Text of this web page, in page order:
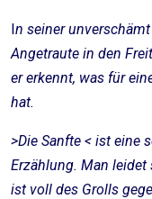
In seiner
Angetraute in den
er erkennt, was für
hat.
>Die Sanfte < ist eine
Erzählung. Man
ist voll des Grolls